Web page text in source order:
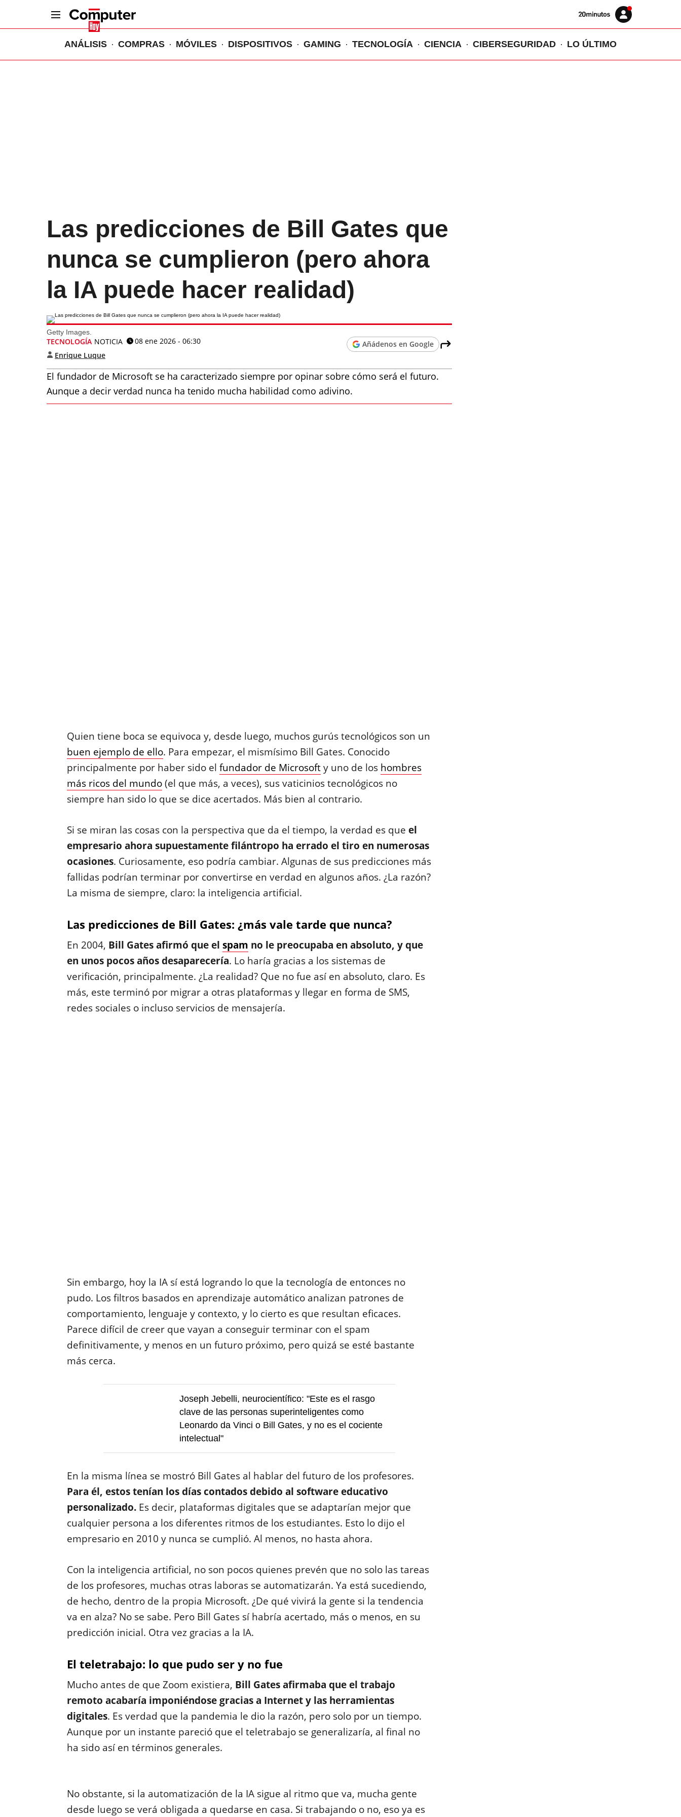
Volver
Iniciar
sesión
ANÁLISIS COMPRAS MÓVILES DISPOSITIVOS GAMING TECNOLOGÍA CIENCIA CIBERSEGURIDAD LO ÚLTIMO
Las predicciones de Bill Gates que
nunca se cumplieron (pero ahora
la IA puede hacer realidad)
Getty Images.
TECNOLOGÍA NOTICIA
08 ene 2026 - 06:30
Enrique Luque
Añádenos en Google
El fundador de Microsoft se ha caracterizado siempre por opinar sobre cómo será el futuro.
Aunque a decir verdad nunca ha tenido mucha habilidad como adivino.
Quien tiene boca se equivoca y, desde luego, muchos gurús tecnológicos son un
buen ejemplo de ello. Para empezar, el mismísimo Bill Gates. Conocido
principalmente por haber sido el fundador de Microsofty uno de los hombres
más ricos del mundo(el que más, a veces), sus vaticinios tecnológicos no
siempre han sido lo que se dice acertados. Más bien al contrario.
Si se miran las cosas con la perspectiva que da el tiempo, la verdad es que el
empresario ahora supuestamente filántropo ha errado el tiro en numerosas
ocasiones. Curiosamente, eso podría cambiar. Algunas de sus predicciones más
fallidas podrían terminar por convertirse en verdad en algunos años. ¿La razón?
La misma de siempre, claro: la inteligencia artificial.
Las predicciones de Bill Gates: ¿más vale tarde que nunca?
En 2004, Bill Gates afirmó que el spam no le preocupaba en absoluto, y que
en unos pocos años desaparecería. Lo haría gracias a los sistemas de
verificación, principalmente. ¿La realidad? Que no fue así en absoluto, claro. Es
más, este terminó por migrar a otras plataformas y llegar en forma de SMS,
redes sociales o incluso servicios de mensajería.
Sin embargo, hoy la IA sí está logrando lo que la tecnología de entonces no
pudo. Los filtros basados en aprendizaje automático analizan patrones de
comportamiento, lenguaje y contexto, y lo cierto es que resultan eficaces.
Parece difícil de creer que vayan a conseguir terminar con el spam
definitivamente, y menos en un futuro próximo, pero quizá se esté bastante
más cerca.
Joseph Jebelli, neurocientífico: "Este es el rasgo
clave de las personas superinteligentes como
Leonardo da Vinci o Bill Gates, y no es el cociente
intelectual"
En la misma línea se mostró Bill Gates al hablar del futuro de los profesores.
Para él, estos tenían los días contados debido al software educativo
personalizado.Es decir, plataformas digitales que se adaptarían mejor que
cualquier persona a los diferentes ritmos de los estudiantes. Esto lo dijo el
empresario en 2010 y nunca se cumplió. Al menos, no hasta ahora.
Con la inteligencia artificial, no son pocos quienes prevén que no solo las tareas
de los profesores, muchas otras laboras se automatizarán. Ya está sucediendo,
de hecho, dentro de la propia Microsoft. ¿De qué vivirá la gente si la tendencia
va en alza? No se sabe. Pero Bill Gates sí habría acertado, más o menos, en su
predicción inicial. Otra vez gracias a la IA.
El teletrabajo: lo que pudo ser y no fue
Mucho antes de que Zoom existiera, Bill Gates afirmaba que el trabajo
remoto acabaría imponiéndose gracias a Internet y las herramientas
digitales. Es verdad que la pandemia le dio la razón, pero solo por un tiempo.
Aunque por un instante pareció que el teletrabajo se generalizaría, al final no
ha sido así en términos generales.
No obstante, si la automatización de la IA sigue al ritmo que va, mucha gente
desde luego se verá obligada a quedarse en casa. Si trabajando o no, eso ya es